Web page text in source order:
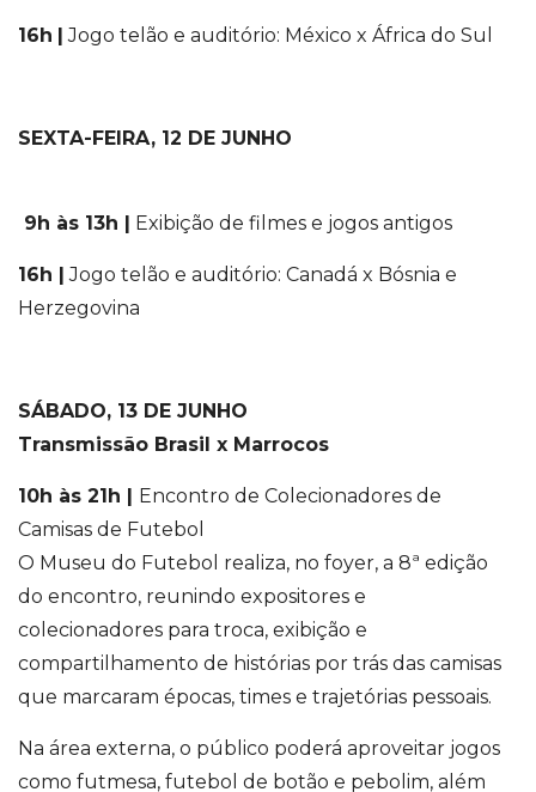
16h Jogo telão e auditório: México x África do Sul
SEXTA-FEIRA, 12 DE JUNHO
9h às 13h Exibição de filmes e jogos antigos
16h |
Jogo telão e auditório: Canadá x Bósnia e
Herzegovina
SÁBADO, 13 DE JUNHO
Transmissão Brasil x Marrocos
10h às 21h |
Encontro de Colecionadores de
Camisas de Futebol
O Museu do Futebol realiza, no foyer, a 8ª edição
do encontro, reunindo expositores e
colecionadores para troca, exibição e
compartilhamento de histórias por trás das camisas
que marcaram épocas, times e trajetórias pessoais.
Na área externa, o público poderá aproveitar jogos
como futmesa, futebol de botão e pebolim, além